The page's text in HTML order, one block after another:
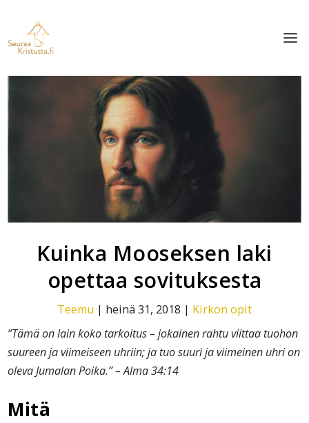
Kuinka Mooseksen laki
opettaa sovituksesta
Teemu | heinä 31, 2018 | Kirkon opit
”Tämä on lain koko tarkoitus – jokainen rahtu viittaa tuohon
suureen ja viimeiseen uhriin; ja tuo suuri ja viimeinen uhri on
oleva Jumalan Poika.” – Alma 34:14
Mitä